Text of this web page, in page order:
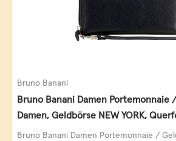
Bruno Banani
Bruno Banani Damen Portemonnaie
Damen, Geldbörse NEW YORK,
schwarz
Bruno Banani Damen Portemonnaie /